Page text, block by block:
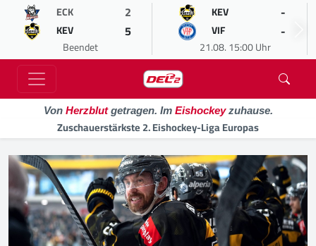
ECK 2
KEV 5
Beendet
KEV -
VIF -
21.08. 15:00 Uhr
Von Herzblutgetragen. Im Eishockeyzuhause.
Zuschauerstärkste 2. Eishockey-Liga Europas